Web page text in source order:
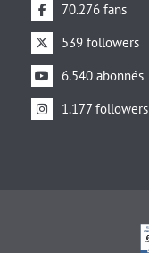
70.276 fans
539 followers
6.540 abonnés
1.177 followers